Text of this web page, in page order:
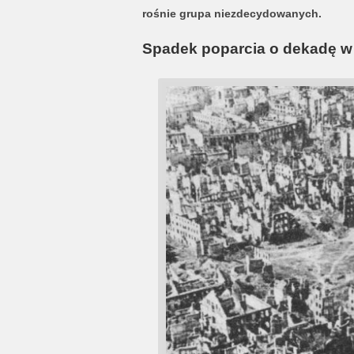
rośnie grupa niezdecydowanych.
Spadek poparcia o dekadę